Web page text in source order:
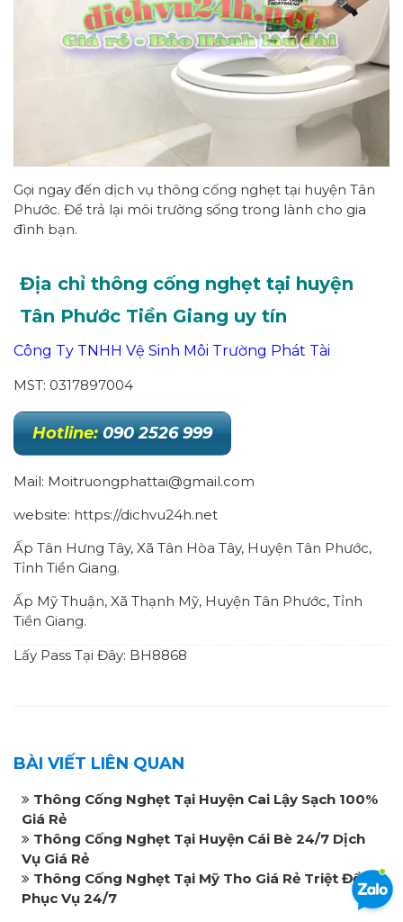
Gọi ngay đến dịch vụ thông cống nghẹt tại huyện Tân
Phước. Để trả lại môi trường sống trong lành cho gia
đình bạn.
Địa chỉ thông cống nghẹt tại huyện
Tân Phước Tiền Giang uy tín
Công Ty TNHH Vệ Sinh Môi Trường Phát Tài
MST: 0317897004
Hotline: 090 2526 999
Mail: Moitruongphattai@gmail.com
website: https://dichvu24h.net
Ấp Tân Hưng Tây, Xã Tân Hòa Tây, Huyện Tân Phước,
Tỉnh Tiền Giang.
Ấp Mỹ Thuận, Xã Thạnh Mỹ, Huyện Tân Phước, Tỉnh
Tiền Giang.
Lấy Pass Tại Đây: BH8868
BÀI VIẾT LIÊN QUAN
Thông Cống Nghẹt Tại Huyện Cai Lậy Sạch 100%
Giá Rẻ
Thông Cống Nghẹt Tại Huyện Cái Bè 24/7 Dịch
Vụ Giá Rẻ
Thông Cống Nghẹt Tại Mỹ Tho Giá Rẻ Triệt Để
Phục Vụ 24/7